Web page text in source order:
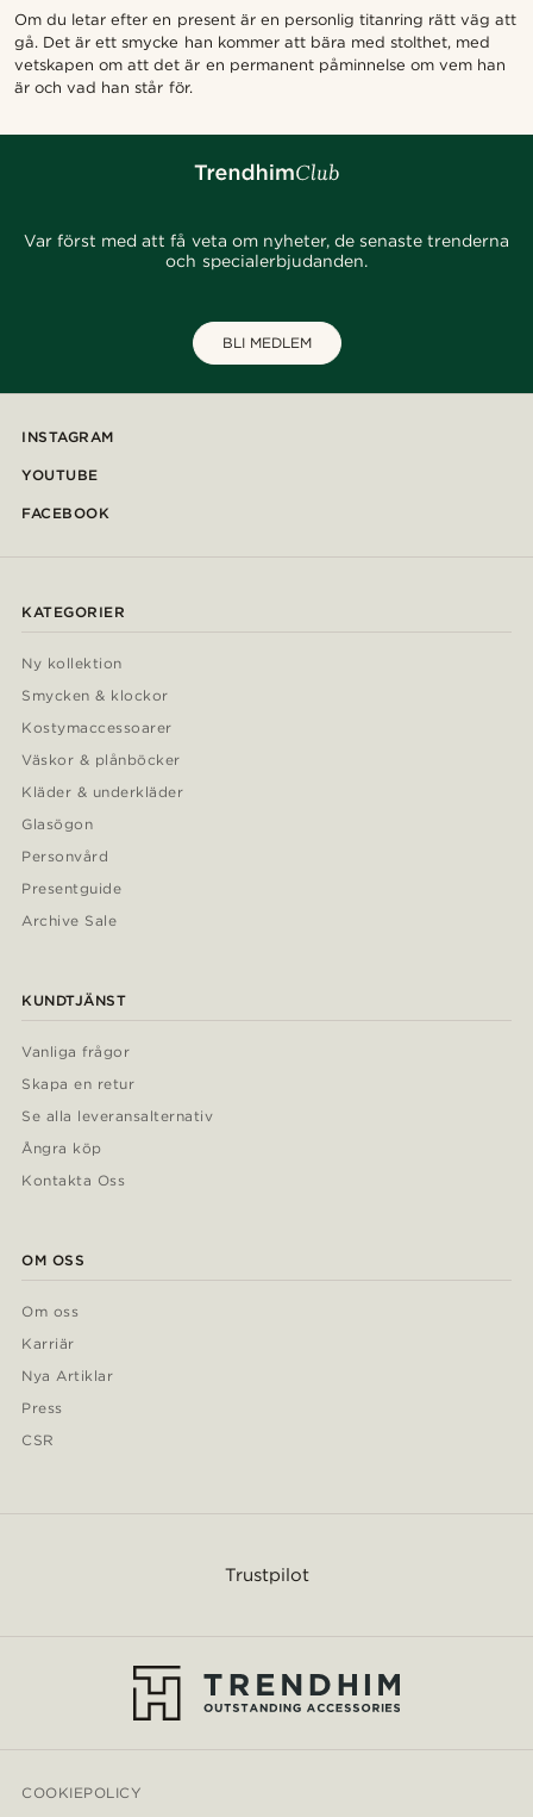
Om du letar efter en present är en personlig titanring rätt väg att
gå. Det är ett smycke han kommer att bära med stolthet, med
vetskapen om att det är en permanent påminnelse om vem han
är och vad han står för.
Var först med att få veta om nyheter, de senaste trenderna
och specialerbjudanden.
BLI MEDLEM
INSTAGRAM
YOUTUBE
FACEBOOK
KATEGORIER
Ny kollektion
Smycken & klockor
Kostymaccessoarer
Väskor & plånböcker
Kläder & underkläder
Glasögon
Personvård
Presentguide
Archive Sale
KUNDTJÄNST
Vanliga frågor
Skapa en retur
Se alla leveransalternativ
Ångra köp
Kontakta Oss
OM OSS
Om oss
Karriär
Nya Artiklar
Press
CSR
Trustpilot
COOKIEPOLICY